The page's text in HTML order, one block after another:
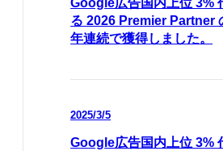
る 2026 Premier Partner
年連続で獲得しました。
2025/3/5
Google広告国内上位 3%